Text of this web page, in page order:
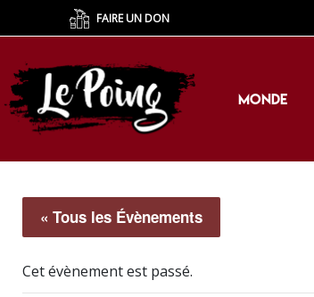
FAIRE UN DON
MONDE
MONDE
« Tous les Évènements
Cet évènement est passé.